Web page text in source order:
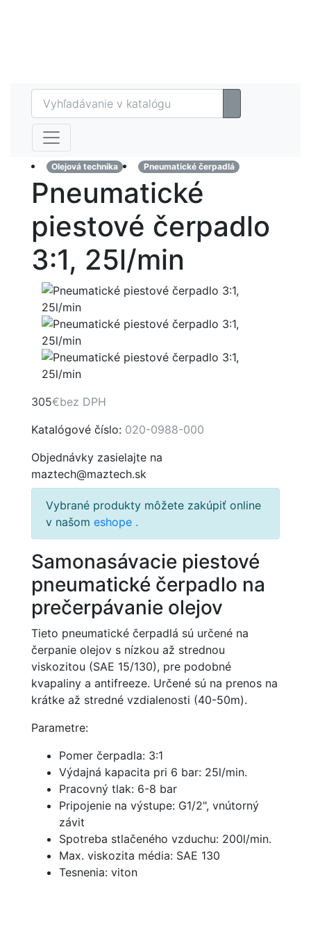
Olejová technika Pneumatické čerpadlá
Pneumatické
piestové čerpadlo
3:1, 25l/min
305€bez DPH
Katalógové číslo: 020-0988-000
Objednávky zasielajte na
maztech@maztech.sk
Vybrané produkty môžete zakúpiť online
v našom eshope .
Samonasávacie piestové
pneumatické čerpadlo na
prečerpávanie olejov
Tieto pneumatické čerpadlá sú určené na
čerpanie olejov s nízkou až strednou
viskozitou (SAE 15/130), pre podobné
kvapaliny a antifreeze. Určené sú na prenos na
krátke až stredné vzdialenosti (40-50m).
Parametre:
Pomer čerpadla: 3:1
Výdajná kapacita pri 6 bar: 25l/min.
Pracovný tlak: 6-8 bar
Pripojenie na výstupe: G1/2", vnútorný
závit
Spotreba stlačeného vzduchu: 200l/min.
Max. viskozita média: SAE 130
Tesnenia: viton